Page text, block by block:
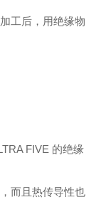
工后，用绝缘物
FIVE 的绝缘
而且热传导性也